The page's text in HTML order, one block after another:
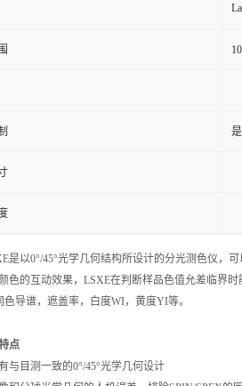
是
是以0°/45°光学几何结构所设计的分光测色仪
色的互动效果，LSXE在判断样品色值允差临界
色导谱，遮盖率，白度WI，黄度YI等。
点
目测一致的0°/45°光学几何设计